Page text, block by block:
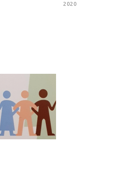
2020